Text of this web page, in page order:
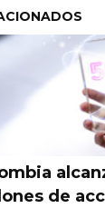
de